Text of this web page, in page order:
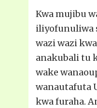
Kwa mujibu
iliyofunuliwa
wazi wazi
anakubali tu
wake
wanautafuta
kwa furaha.